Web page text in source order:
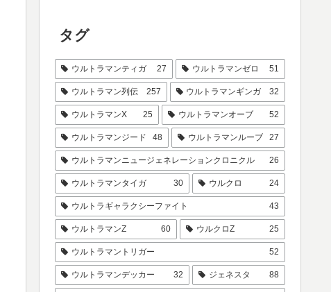
タグ
ウルトラマンティガ 27 ウルトラマンゼロ 51
ウルトラマン列伝 257 ウルトラマンギンガ 32
ウルトラマンX 25 ウルトラマンオーブ 52
ウルトラマンジード 48 ウルトラマンルーブ 27
ウルトラマンニュージェネレーションクロニクル 26
ウルトラマンタイガ 30 ウルクロ 24
ウルトラギャラクシーファイト 43
ウルトラマンZ 60 ウルクロZ 25
ウルトラマントリガー 52
ウルトラマンデッカー 32 ジェネスタ 88